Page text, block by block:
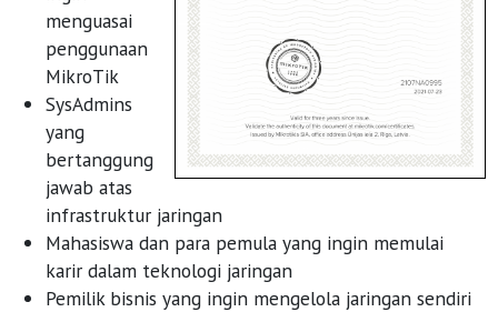
menguasai
penggunaan
MikroTik
SysAdmins
yang
bertanggung
jawab atas
infrastruktur jaringan
Mahasiswa dan para pemula yang ingin memulai
karir dalam teknologi jaringan
Pemilik bisnis yang ingin mengelola jaringan sendiri